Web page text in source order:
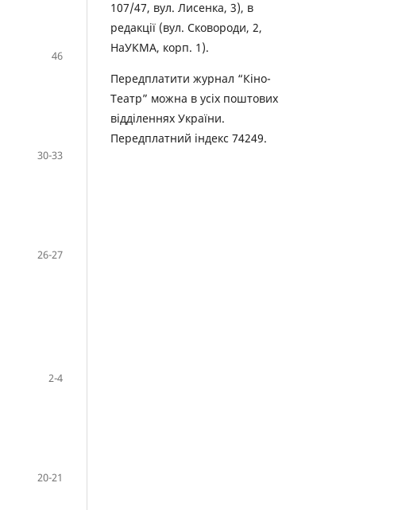
46
30-33
26-27
2-4
20-21
107/47, вул. Лисенка, 3), в
редакції (вул. Сковороди, 2,
НаУКМА, корп. 1).
Передплатити журнал “Кіно-
Театр” можна в усіх поштових
відділеннях України.
Передплатний індекс 74249.